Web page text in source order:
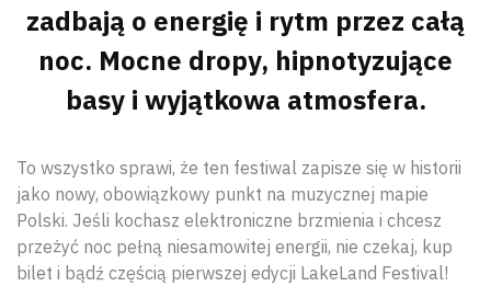
zadbają o energię i rytm przez całą
noc. Mocne dropy, hipnotyzujące
basy i wyjątkowa atmosfera.
To wszystko sprawi, że ten festiwal zapisze się w historii
jako nowy, obowiązkowy punkt na muzycznej mapie
Polski. Jeśli kochasz elektroniczne brzmienia i chcesz
przeżyć noc pełną niesamowitej energii, nie czekaj, kup
bilet i bądź częścią pierwszej edycji LakeLand Festival!